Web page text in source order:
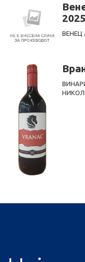
2025
ВЕНЕЦ